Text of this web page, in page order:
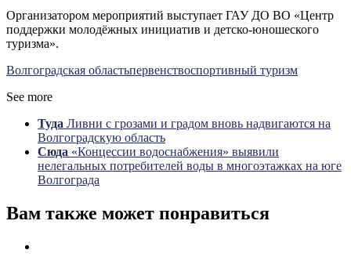
Организатором мероприятий выступает ГАУ ДО ВО «Центр
поддержки молодёжных инициатив и детско-юношеского
туризма».
Волгоградская областьпервенствоспортивный туризм
See more
Туда Ливни с грозами и градом вновь надвигаются на
Волгоградскую область
Сюда «Концессии водоснабжения» выявили
нелегальных потребителей воды в многоэтажках на юге
Волгограда
Вам также может понравиться